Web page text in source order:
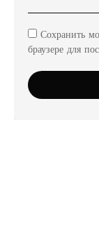
Сохранить
браузере для